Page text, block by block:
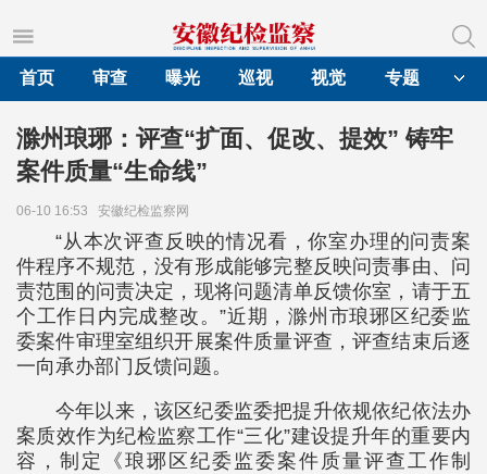
首页
审查 曝光 巡视 视觉 专题
滁州琅琊：评查“扩面、促改、提效” 铸牢
案件质量“生命线”
06-10 16:53 安徽纪检监察网
“从本次评查反映的情况看，你室办理的问责案
件程序不规范，没有形成能够完整反映问责事由、问
责范围的问责决定，现将问题清单反馈你室，请于五
个工作日内完成整改。”近期，滁州市琅琊区纪委监
委案件审理室组织开展案件质量评查，评查结束后逐
一向承办部门反馈问题。
今年以来，该区纪委监委把提升依规依纪依法办
案质效作为纪检监察工作“三化”建设提升年的重要内
容，制定《琅琊区纪委监委案件质量评查工作制